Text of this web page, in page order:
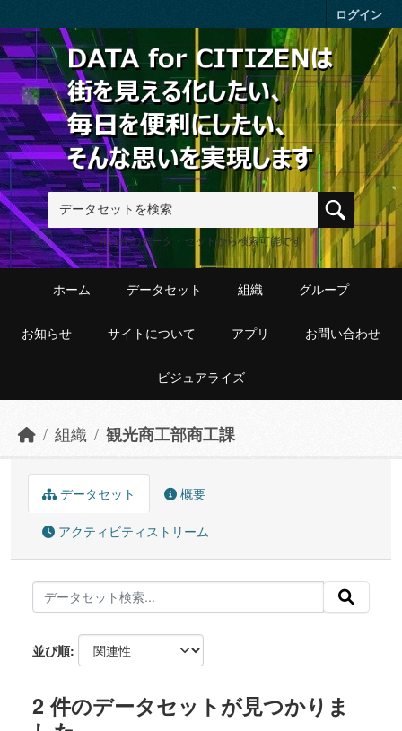
ログイン
411件のデータ・セットから検索可能です
ホーム データセット 組織 グループ
お知らせ サイトについて アプリ お問い合わせ
ビジュアライズ
組織 観光商工部商工課
データセット 概要
アクティビティストリーム
並び順
2 件のデータセットが見つかりま